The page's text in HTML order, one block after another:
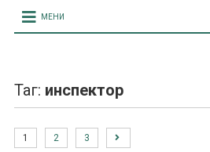
МЕНИ
Таг: инспектор
1 2 3